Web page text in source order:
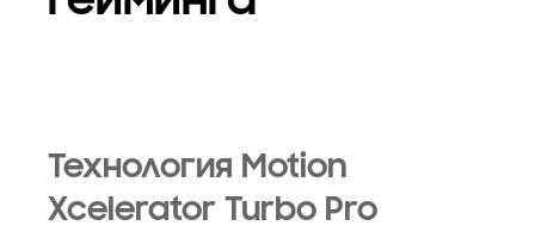
Технология Motion
Xcelerator Turbo Pro